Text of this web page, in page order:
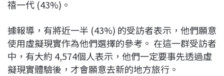
禧一代 (43%)。
據報導，有將近一半 (43%) 的受訪者表示，他們願意
使用虛擬現實作為他們選擇的參考。 在這一群受訪者
中，有大約 4,574個人表示，他們一定要事先透過虛
擬現實體驗後，才會願意去新的地方旅行。